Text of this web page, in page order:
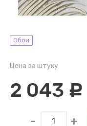
Обои
Цена за штуку
2 043 c